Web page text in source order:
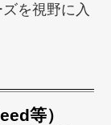
を視野に入
等）